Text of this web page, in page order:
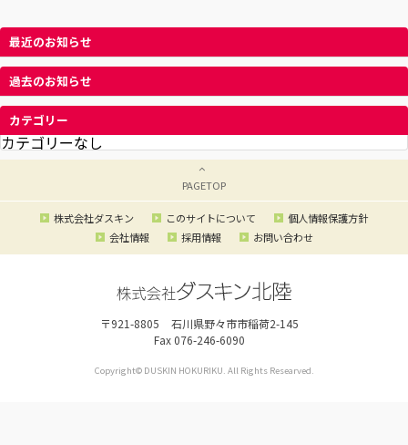
最近のお知らせ
過去のお知らせ
カテゴリー
カテゴリーなし
PAGETOP
株式会社ダスキン このサイトについて
個人情報保護方針
会社情報
採用情報 お問い合わせ
〒921-8805
石川県野々市市稲荷2-145
Fax 076-246-6090
Copyright© DUSKIN HOKURIKU. All Rights Researved.